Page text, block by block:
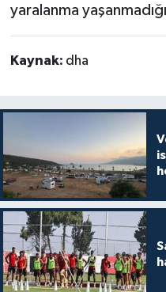
yaralanma
Kaynak: dha